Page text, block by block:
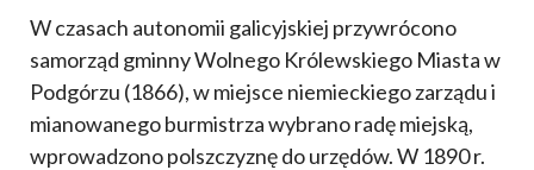
W czasach autonomii galicyjskiej przywrócono
samorząd gminny Wolnego Królewskiego Miasta w
Podgórzu (1866), w miejsce niemieckiego zarządu i
mianowanego burmistrza wybrano radę miejską,
wprowadzono polszczyznę do urzędów. W 1890 r.